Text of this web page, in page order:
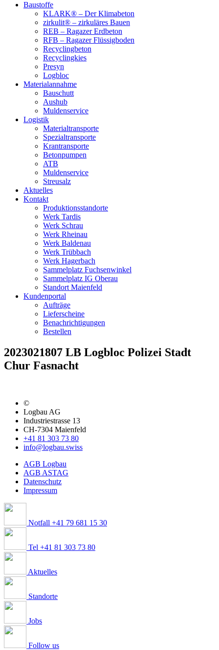
Baustoffe
KLARK® – Der Klimabeton
zirkulit® – zirkuläres Bauen
REB – Ragazer Erdbeton
RFB – Ragazer Flüssigboden
Recyclingbeton
Recyclingkies
Presyn
Logbloc
Materialannahme
Bauschutt
Aushub
Muldenservice
Logistik
Materialtransporte
Spezialtransporte
Krantransporte
Betonpumpen
ATB
Muldenservice
Streusalz
Aktuelles
Kontakt
Produktionsstandorte
Werk Tardis
Werk Schrau
Werk Rheinau
Werk Baldenau
Werk Trübbach
Werk Hagerbach
Sammelplatz Fuchsenwinkel
Sammelplatz IG Oberau
Standort Maienfeld
Kundenportal
Aufträge
Lieferscheine
Benachrichtigungen
Bestellen
2023021807 LB Logbloc Polizei Stadt
Chur Fasnacht
©
Logbau AG
Industriestrasse 13
CH-7304 Maienfeld
+41 81 303 73 80
info@logbau.swiss
AGB Logbau
AGB ASTAG
Datenschutz
Impressum
Notfall +41 79 681 15 30
Tel +41 81 303 73 80
Aktuelles
Standorte
Jobs
Follow us